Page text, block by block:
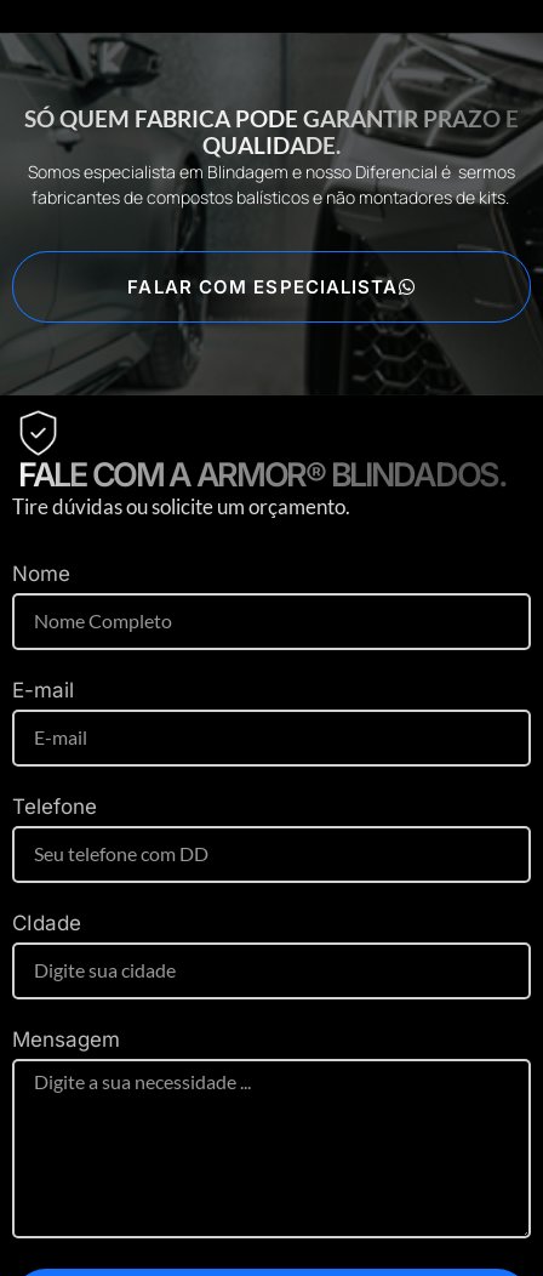
SÓ QUEM FABRICA PODE GARANTIR PRAZO E
QUALIDADE.
Somos especialista em Blindagem e nosso Diferencial é sermos
fabricantes de compostos balísticos e não montadores de kits.
FALAR COM ESPECIALISTA
FALE COM A ARMOR®️ BLINDADOS.
Tire dúvidas ou solicite um orçamento.
Nome
E-mail
Telefone
CIdade
Mensagem